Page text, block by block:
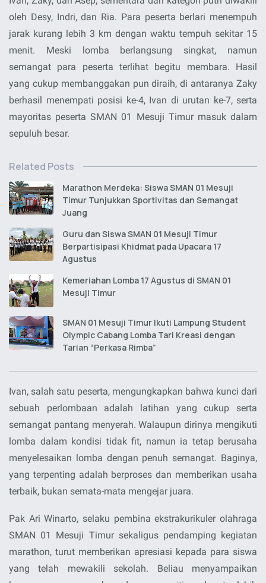
oleh Desy, Indri, dan Ria. Para peserta berlari menempuh
jarak kurang lebih 3 km dengan waktu tempuh sekitar 15
menit. Meski lomba berlangsung singkat, namun
semangat para peserta terlihat begitu membara. Hasil
yang cukup membanggakan pun diraih, di antaranya Zaky
berhasil menempati posisi ke-4, Ivan di urutan ke-7, serta
mayoritas peserta SMAN 01 Mesuji Timur masuk dalam
sepuluh besar.
Related Posts
Marathon Merdeka: Siswa SMAN 01 Mesuji
Timur Tunjukkan Sportivitas dan Semangat
Juang
Guru dan Siswa SMAN 01 Mesuji Timur
Berpartisipasi Khidmat pada Upacara 17
Agustus
Kemeriahan Lomba 17 Agustus di SMAN 01
Mesuji Timur
SMAN 01 Mesuji Timur Ikuti Lampung Student
Olympic Cabang Lomba Tari Kreasi dengan
Tarian “Perkasa Rimba”
Ivan, salah satu peserta, mengungkapkan bahwa kunci dari
sebuah perlombaan adalah latihan yang cukup serta
semangat pantang menyerah. Walaupun dirinya mengikuti
lomba dalam kondisi tidak fit, namun ia tetap berusaha
menyelesaikan lomba dengan penuh semangat. Baginya,
yang terpenting adalah berproses dan memberikan usaha
terbaik, bukan semata-mata mengejar juara.
Pak Ari Winarto, selaku pembina ekstrakurikuler olahraga
SMAN 01 Mesuji Timur sekaligus pendamping kegiatan
marathon, turut memberikan apresiasi kepada para siswa
yang telah mewakili sekolah. Beliau menyampaikan